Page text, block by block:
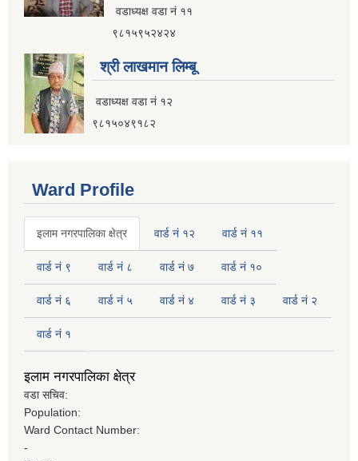
वडाध्यक्ष वडा नं ११
९८१५९५२४२४
श्री लाखमान लिम्बू
वडाध्यक्ष वडा नं १२
९८१५०४९१८२
Ward Profile
इलाम नगरपालिका क्षेत्र वार्ड नं १२ वार्ड नं ११
वार्ड नं ९ वार्ड नं ८ वार्ड नं ७ वार्ड नं १०
वार्ड नं ६ वार्ड नं ५ वार्ड नं ४ वार्ड नं ३ वार्ड नं २
वार्ड नं १
इलाम नगरपालिका क्षेत्र
वडा सचिव:
Population:
Ward Contact Number:
-